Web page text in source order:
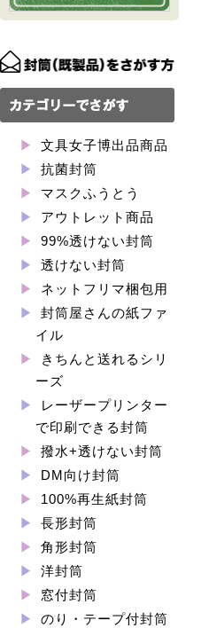
文具女子博出品商品
抗菌封筒
マスクふうとう
アウトレット商品
99%透けない封筒
透けない封筒
ネットフリマ梱包用
封筒屋さんの紙ファ
イル
きちんと送れるシリ
ーズ
レーザープリンター
で印刷できる封筒
撥水+透けない封筒
DM向け封筒
100%再生紙封筒
長形封筒
角形封筒
洋封筒
窓付封筒
のり・テープ付封筒